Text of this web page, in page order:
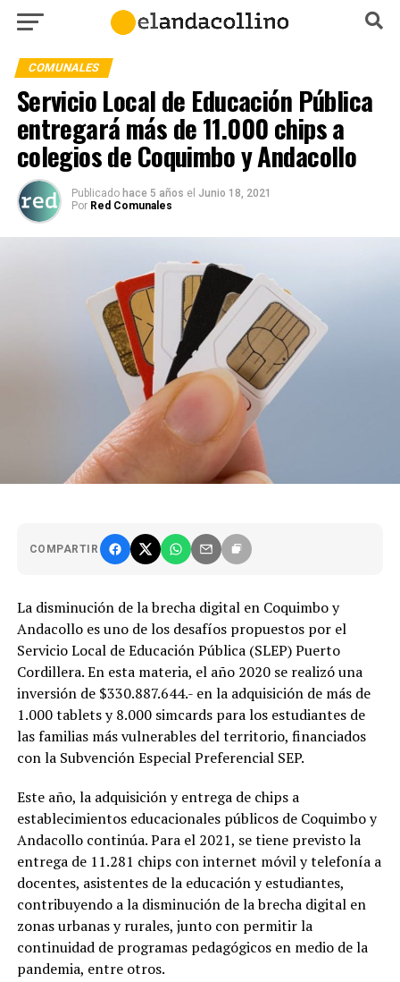
COMUNALES
Servicio Local de Educación Pública
entregará más de 11.000 chips a
colegios de Coquimbo y Andacollo
Publicado hace 5 años el Junio 18, 2021
Por Red Comunales
COMPARTIR
La disminución de la brecha digital en Coquimbo y
Andacollo es uno de los desafíos propuestos por el
Servicio Local de Educación Pública (SLEP) Puerto
Cordillera. En esta materia, el año 2020 se realizó una
inversión de $330.887.644.- en la adquisición de más de
1.000 tablets y 8.000 simcards para los estudiantes de
las familias más vulnerables del territorio, financiados
con la Subvención Especial Preferencial SEP.
Este año, la adquisición y entrega de chips a
establecimientos educacionales públicos de Coquimbo y
Andacollo continúa. Para el 2021, se tiene previsto la
entrega de 11.281 chips con internet móvil y telefonía a
docentes, asistentes de la educación y estudiantes,
contribuyendo a la disminución de la brecha digital en
zonas urbanas y rurales, junto con permitir la
continuidad de programas pedagógicos en medio de la
pandemia, entre otros.